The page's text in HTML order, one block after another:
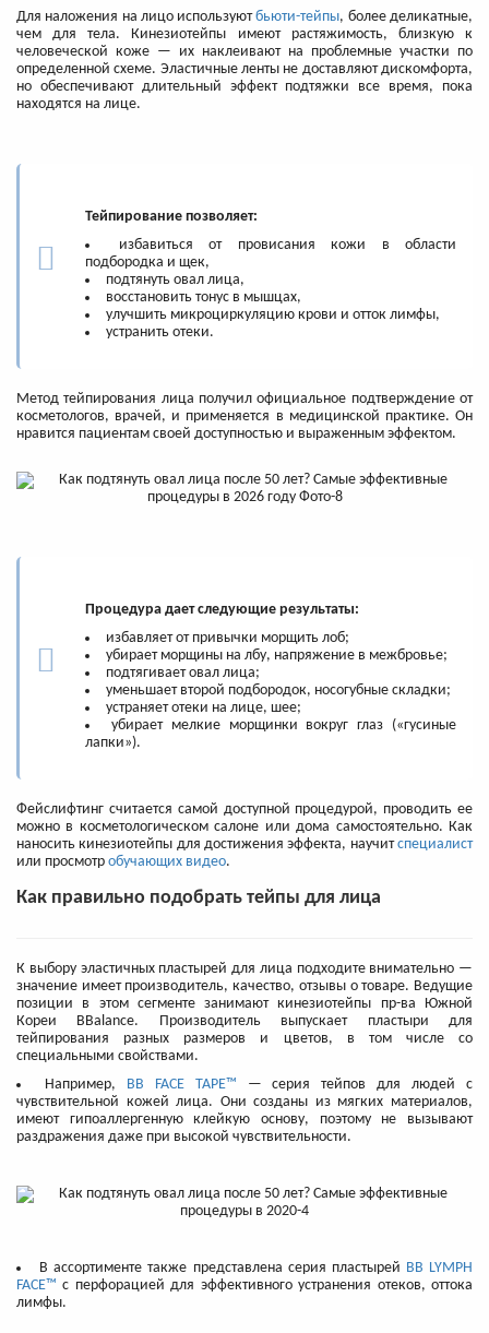
Для наложения на лицо используютбьюти-тейпы, более деликатные,
чем для тела. Кинезиотейпы имеют растяжимость, близкую к
человеческой коже — их наклеивают на проблемные участки по
определенной схеме. Эластичные ленты не доставляют дискомфорта,
но обеспечивают длительный эффект подтяжки все время, пока
находятся на лице.
Тейпирование позволяет:
избавиться от провисания кожи в области
подбородка и щек,
подтянуть овал лица,
восстановить тонус в мышцах,
улучшить микроциркуляцию крови и отток лимфы,
устранить отеки.
Метод тейпирования лица получил официальное подтверждение от
косметологов, врачей, и применяется в медицинской практике. Он
нравится пациентам своей доступностью и выраженным эффектом.
Процедура дает следующие результаты:
избавляет от привычки морщить лоб;
убирает морщины на лбу, напряжение в межбровье;
подтягивает овал лица;
уменьшает второй подбородок, носогубные складки;
устраняет отеки на лице, шее;
убирает мелкие морщинки вокруг глаз («гусиные
лапки»‎).
Фейслифтинг считается самой доступной процедурой, проводить ее
можно в косметологическом салоне или дома самостоятельно. Как
наносить кинезиотейпы для достижения эффекта, научитспециалист
или просмотр обучающих видео.
Как правильно подобрать тейпы для лица
К выбору эластичных пластырей для лица подходите внимательно —
значение имеет производитель, качество, отзывы о товаре. Ведущие
позиции в этом сегменте занимают кинезиотейпы пр-ва Южной
Кореи BBalance. Производитель выпускает пластыри для
тейпирования разных размеров и цветов, в том числе со
специальными свойствами.
Например, BB FACE TAPE™ — серия тейпов для людей с
чувствительной кожей лица. Они созданы из мягких материалов,
имеют гипоаллергенную клейкую основу, поэтому не вызывают
раздражения даже при высокой чувствительности.
В ассортименте также представлена серия пластырей BB LYMPH
FACE™ с перфорацией для эффективного устранения отеков, оттока
лимфы.